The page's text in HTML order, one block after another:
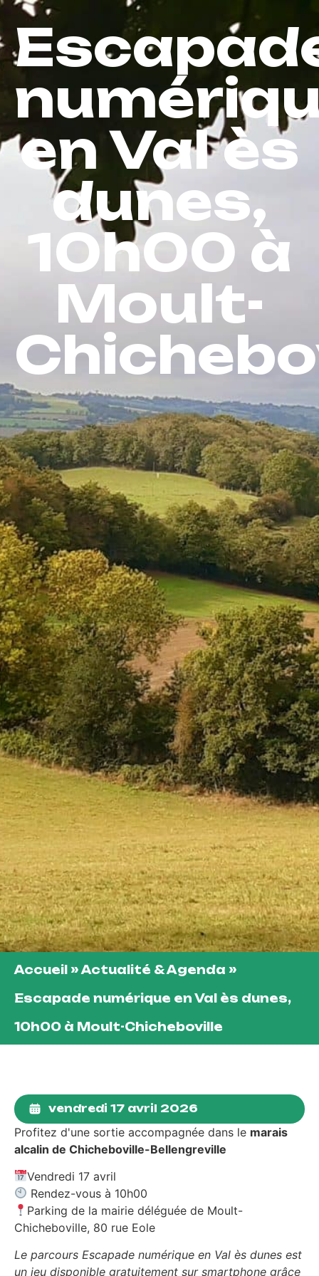
en Val ès
dunes,
10h00 à
Moult-
Accueil » Actualité & Agenda »
Escapade numérique en Val ès dunes,
10h00 à Moult-Chicheboville
vendredi 17 avril 2026
Profitez d'une sortie accompagnée dans le marais
alcalin de Chicheboville-Bellengreville
Vendredi 17 avril
Rendez-vous à 10h00
Parking de la mairie déléguée de Moult-
Chicheboville, 80 rue Eole
Le parcours Escapade numérique en Val ès dunes est
un jeu disponible gratuitement sur smartphone grâce